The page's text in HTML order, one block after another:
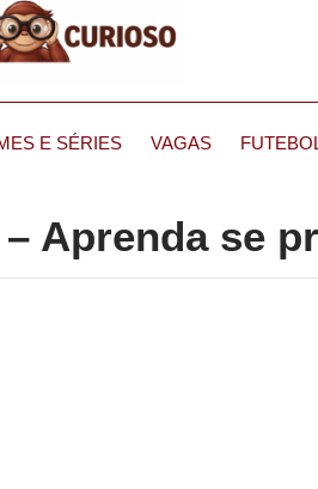
E SÉRIES VAGAS
Aprenda se